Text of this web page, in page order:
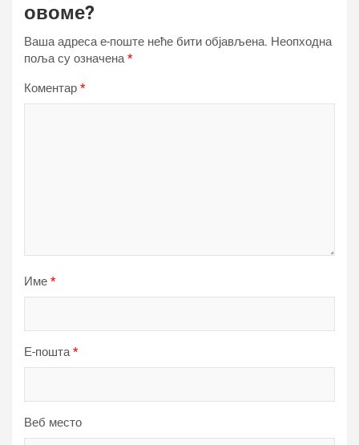
овоме?
Ваша адреса е-поште неће бити објављена. Неопходна
поља су означена*
Коментар *
Име *
Е-пошта*
Веб место